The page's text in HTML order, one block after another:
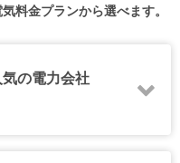
料金プランから選べます。
の電力会社